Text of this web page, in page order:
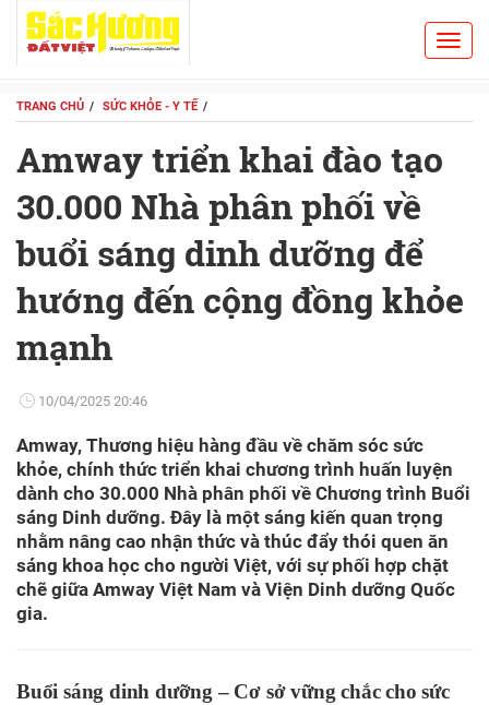
TRANG CHỦ SỨC KHỎE - Y TẾ
Amway triển khai đào tạo
30.000 Nhà phân phối về
buổi sáng dinh dưỡng để
hướng đến cộng đồng khỏe
mạnh
10/04/2025 20:46
Amway, Thương hiệu hàng đầu về chăm sóc sức
khỏe, chính thức triển khai chương trình huấn luyện
dành cho 30.000 Nhà phân phối về Chương trình Buổi
sáng Dinh dưỡng. Đây là một sáng kiến quan trọng
nhằm nâng cao nhận thức và thúc đẩy thói quen ăn
sáng khoa học cho người Việt, với sự phối hợp chặt
chẽ giữa Amway Việt Nam và Viện Dinh dưỡng Quốc
gia.
Buổi sáng dinh dưỡng – Cơ sở vững chắc cho sức